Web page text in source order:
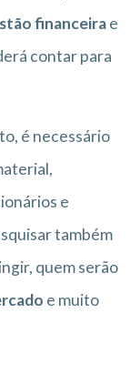
financeirae
contar para
é necessário
e
também
quem serão
e muito